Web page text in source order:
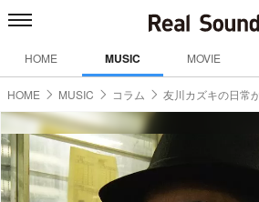
HOME MUSIC MOVIE
HOME MUSIC コラム 友川カズキの日常